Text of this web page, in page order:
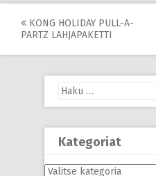
Post
navigation
KONG HOLIDAY PULL-A-
PARTZ LAHJAPAKETTI
Haku:
Kategoriat
Kategoriat